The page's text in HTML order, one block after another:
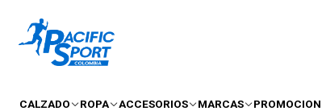
CALZADO ROPA ACCESORIOS MARCAS